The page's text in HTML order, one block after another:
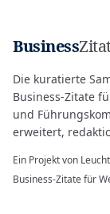
Business
Die kuratierte
Business-Zitate
und
erweitert,
Ein Projekt von
Business-Zitate für